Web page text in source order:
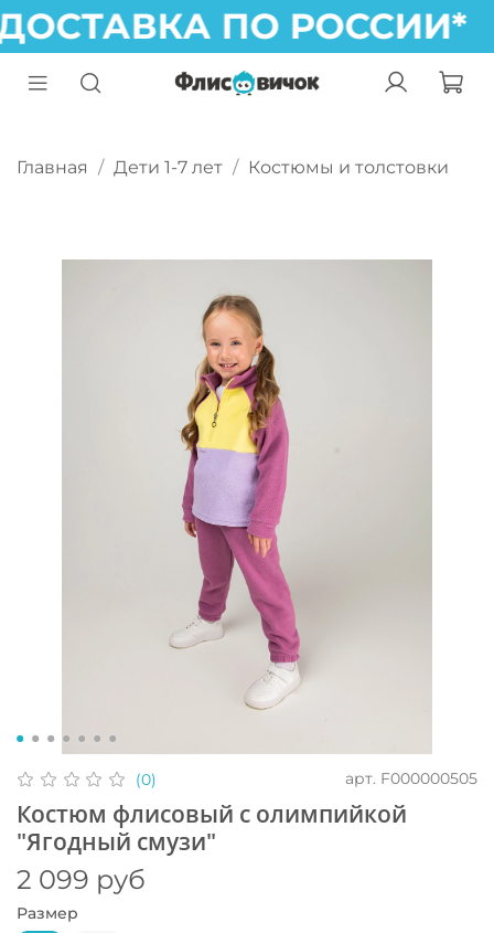
ПО
Главная Дети 1-7 лет Костюмы и толстовки
(0) арт. F000000505
Костюм флисовый с олимпийкой
"Ягодный смузи"
2 099 руб
Размер